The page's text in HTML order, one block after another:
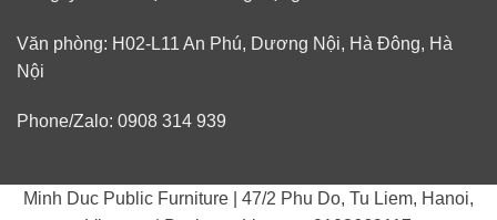
Văn phòng: H02-L11 An Phú, Dương Nội, Hà Đông, Hà
Nội
Phone/Zalo: 0908 314 939
Minh Duc Public Furniture | 47/2 Phu Do, Tu Liem, Hanoi,